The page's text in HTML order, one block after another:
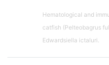
Hematological and
catfish (Pelteobagrus
Edwardsiella ictaluri.